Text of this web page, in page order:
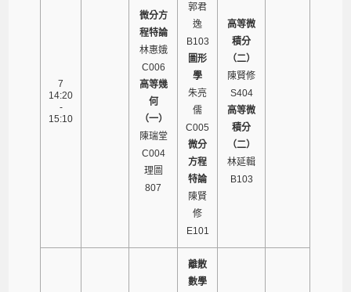
7
14:20
-
15:10
微分方
程特論
林惠娥
C006
高等幾
何
（一）
陳瑞堂
C004
理圖
807
郭君
逸
B103
圖形
學
朱亮
儒
C005
微分
方程
特論
陳賢
修
E101
高等微
積分
（二）
陳賢修
S404
高等微
積分
（二）
林延輯
B103
離散
數學